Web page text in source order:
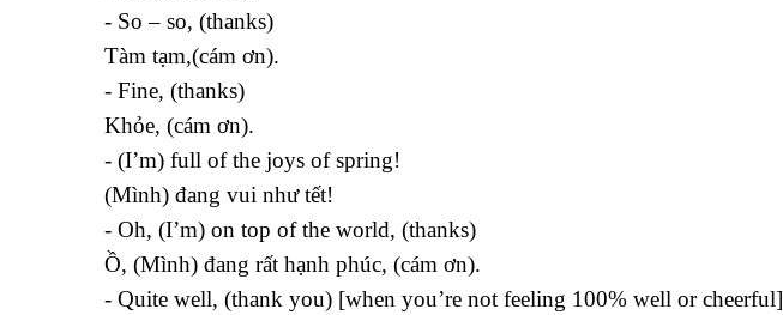
- So – so, (thanks)
Tàm tạm,(cám ơn).
- Fine, (thanks)
Khỏe, (cám ơn).
- (I’m) full of the joys of spring!
(Mình) đang vui như tết!
- Oh, (I’m) on top of the world, (thanks)
Ồ, (Mình) đang rất hạnh phúc, (cám ơn).
- Quite well, (thank you) [when you’re not feeling 100% well or cheerful]